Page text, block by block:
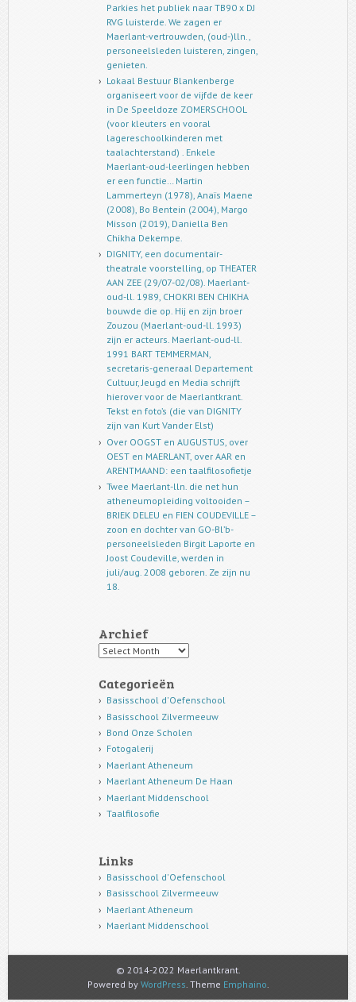
Parkies het publiek naar TB90 x DJ
RVG luisterde. We zagen er
Maerlant-vertrouwden, (oud-)lln.,
personeelsleden luisteren, zingen,
genieten.
Lokaal Bestuur Blankenberge
organiseert voor de vijfde de keer
in De Speeldoze ZOMERSCHOOL
(voor kleuters en vooral
lagereschoolkinderen met
taalachterstand) . Enkele
Maerlant-oud-leerlingen hebben
er een functie… Martin
Lammerteyn (1978), Anaïs Maene
(2008), Bo Bentein (2004), Margo
Misson (2019), Daniella Ben
Chikha Dekempe.
DIGNITY, een documentair-
theatrale voorstelling, op THEATER
AAN ZEE (29/07-02/08). Maerlant-
oud-ll. 1989, CHOKRI BEN CHIKHA
bouwde die op. Hij en zijn broer
Zouzou (Maerlant-oud-ll. 1993)
zijn er acteurs. Maerlant-oud-ll.
1991 BART TEMMERMAN,
secretaris-generaal Departement
Cultuur, Jeugd en Media schrijft
hierover voor de Maerlantkrant.
Tekst en foto’s (die van DIGNITY
zijn van Kurt Vander Elst)
Over OOGST en AUGUSTUS, over
OEST en MAERLANT, over AAR en
ARENTMAAND: een taalfilosofietje
Twee Maerlant-lln. die net hun
atheneumopleiding voltooiden –
BRIEK DELEU en FIEN COUDEVILLE –
zoon en dochter van GO-Bl’b-
personeelsleden Birgit Laporte en
Joost Coudeville, werden in
juli/aug. 2008 geboren. Ze zijn nu
18.
Archief
Archief
Categorieën
Basisschool d'Oefenschool
Basisschool Zilvermeeuw
Bond Onze Scholen
Fotogalerij
Maerlant Atheneum
Maerlant Atheneum De Haan
Maerlant Middenschool
Taalfilosofie
Links
Basisschool d'Oefenschool
Basisschool Zilvermeeuw
Maerlant Atheneum
Maerlant Middenschool
© 2014-2022 Maerlantkrant.
Powered by WordPress. Theme Emphaino.